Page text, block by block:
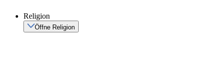
Religion
Öffne Religion